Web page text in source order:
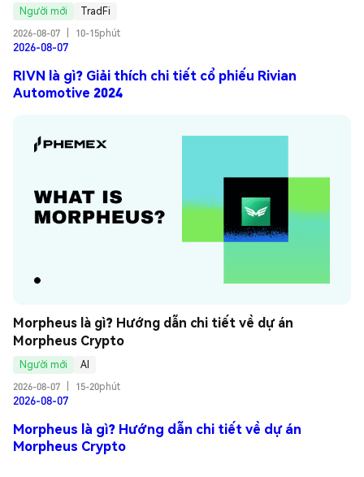
Người mới
TradFi
2026-08-07
10-15phút
2026-08-07
RIVN là gì? Giải thích chi tiết cổ phiếu Rivian
Automotive 2024
Morpheus là gì? Hướng dẫn chi tiết về dự án
Morpheus Crypto
Người mới
AI
2026-08-07
15-20phút
2026-08-07
Morpheus là gì? Hướng dẫn chi tiết về dự án
Morpheus Crypto